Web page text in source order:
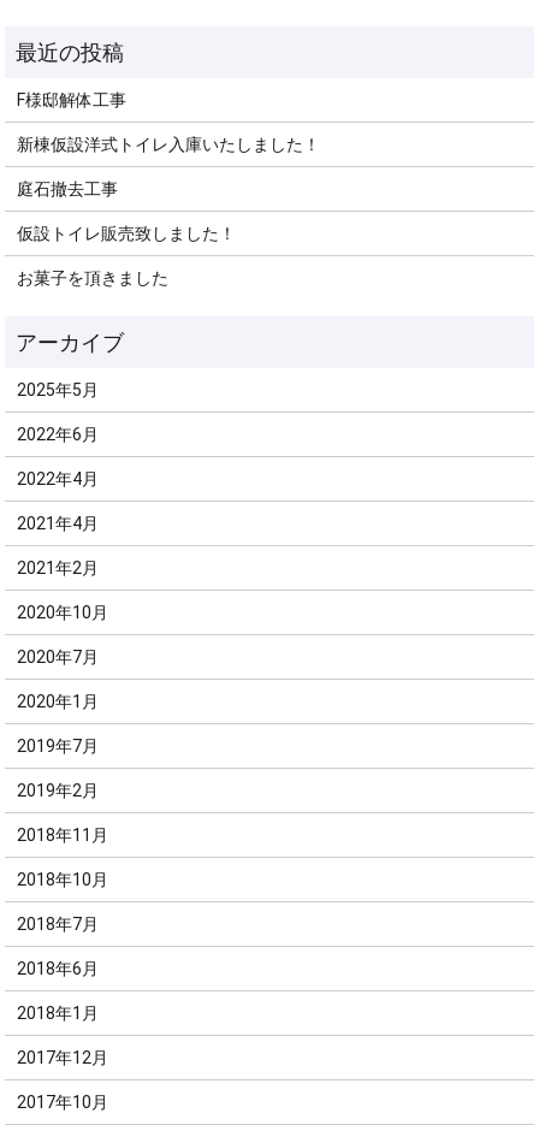
F様邸解体工事
新棟仮設洋式トイレ入庫いたしました！
庭石撤去工事
仮設トイレ販売致しました！
お菓子を頂きました
2025年5月
2022年6月
2022年4月
2021年4月
2021年2月
2020年10月
2020年7月
2020年1月
2019年7月
2019年2月
2018年11月
2018年10月
2018年7月
2018年6月
2018年1月
2017年12月
2017年10月